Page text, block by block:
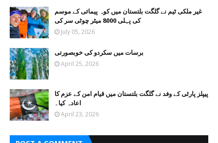
غیر ملکی ٹیم نے گلگت بلتستان میں کوہ پیمائی کے موسم
کی پہلی 8000 میٹر چوٹی سر کی
July 05, 2026
برسات میں سکردو کی خوبصورتی
April 25, 2026
پیپلز پارٹی کے وفد نے گلگت بلتستان میں قیام امن کے عزم کا
اعادہ کیا۔
April 23, 2026